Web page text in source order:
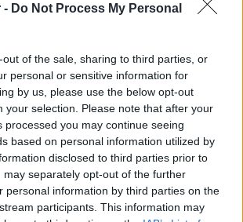
- Do Not Process My Personal
out of the sale, sharing to third parties, or
personal or sensitive information for
by us, please use the below opt-out
your selection. Please note that after your
processed you may continue seeing
based on personal information utilized by
disclosed to third parties prior to
may separately opt-out of the further
personal information by third parties on the
participants. This information may